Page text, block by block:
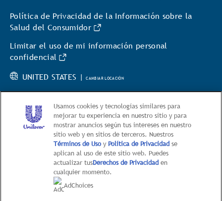
Política de Privacidad de la Información sobre la
Salud del Consumidor
Limitar el uso de mi información personal
confidencial
UNITED STATES |CAMBIAR LOCACIÓN
© 2026 Hellmann’s
This web site is directed only to U.S. consumers for
products and services of Unilever United States.
This web site is not directed to consumers outside of
Usamos cookies y tecnologías similares para
mejorar tu experiencia en nuestro sitio y para
mostrar anuncios según tus intereses en nuestro
sitio web y en sitios de terceros. Nuestros
Términos de Uso y Política de Privacidadse
aplican al uso de este sitio web. Puedes
actualizar tusDerechos de Privacidad en
cualquier momento.
AdChoices